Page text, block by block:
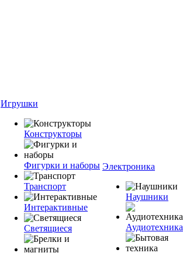
Игрушки
Конструкторы
Фигурки и наборы
Транспорт
Интерактивные
Светящиеся
Электроника
Наушники
Аудиотехника